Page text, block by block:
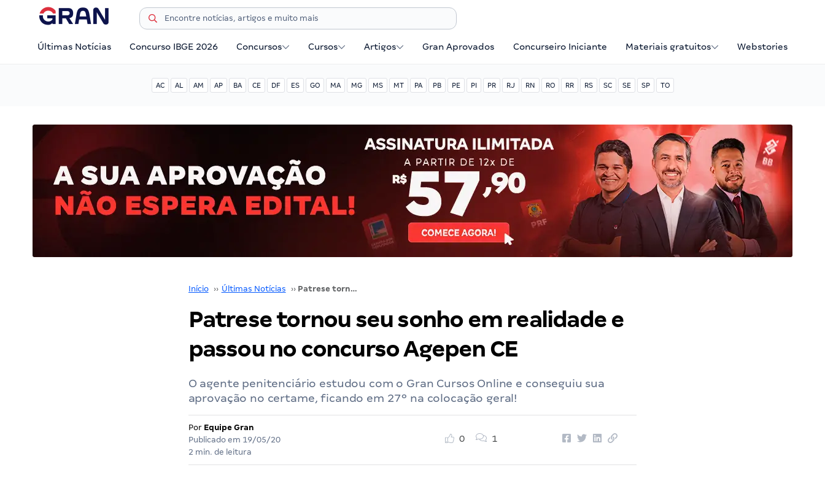
Últimas Notícias Concurso IBGE 2026 Concursos Cursos Artigos Gran Aprovados Concurseiro Iniciante Materiais gratuitos Webstories
AC AL AM AP BA CE DF ES GO MA MG MS MT PA PB PE PI PR RJ RN RO RR RS SC SE SP TO
Início ›› Últimas Notícias ›› Patrese tornou seu sonho em realidade e passou no concurso Agepen CE
Patrese tornou seu sonho em realidade e
passou no concurso Agepen CE
O agente penitenciário estudou com o Gran Cursos Online e conseguiu sua
aprovação no certame, ficando em 27º na colocação geral!
Por Equipe Gran
Publicado em 19/05/20
2 min. de leitura
0 1